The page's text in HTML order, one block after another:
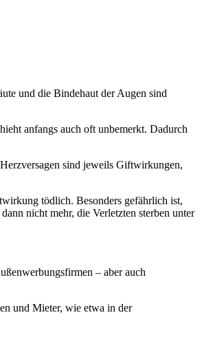
und die Bindehaut der Augen sind
anfangs auch oft unbemerkt. Dadurch
sind jeweils Giftwirkungen,
tödlich. Besonders gefährlich ist,
nicht mehr, die Verletzten sterben unter
– aber auch
und Mieter, wie etwa in der